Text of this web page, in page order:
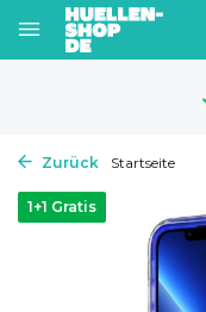
Zurück Startseite
1+1 Gratis